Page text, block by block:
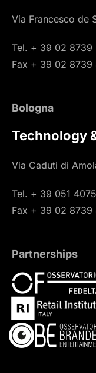
Via Francesco de
Tel. + 39 02 8739
Fax + 39 02 8739
Bologna
Technology
Via Caduti di
Tel. + 39 051
Fax + 39 02 8739
Partnerships